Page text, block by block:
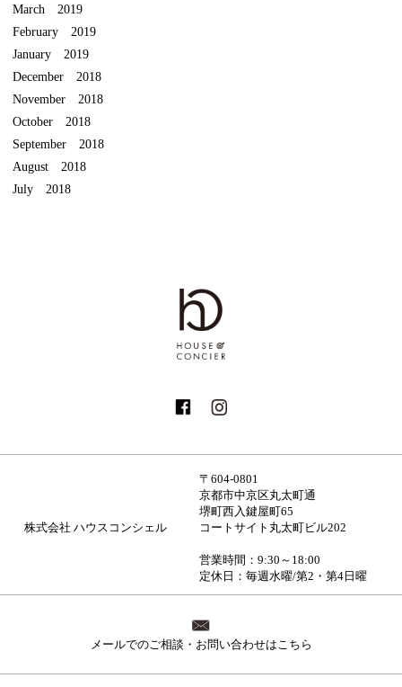
March 2019
February 2019
January 2019
December 2018
November 2018
October 2018
September 2018
August 2018
July 2018
株式会社 ハウスコンシェル
〒604-0801
京都市中京区丸太町通
堺町西入鍵屋町65
コートサイト丸太町ビル202
営業時間：9:30～18:00
定休日：毎週水曜/第2・第4日曜
メールでのご相談・お問い合わせはこちら